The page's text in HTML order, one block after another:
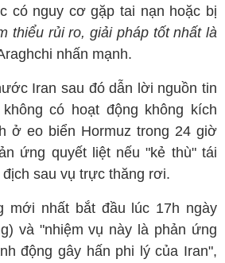
có nguy cơ gặp tai nạn hoặc bị
thiểu rủi ro, giải pháp tốt nhất là
nhấn mạnh.
Iran sau đó dẫn lời nguồn tin
có hoạt động không kích
ở eo biển Hormuz trong 24 giờ
ứng quyết liệt nếu "kẻ thù" tái
sau vụ trực thăng rơi.
mới nhất bắt đầu lúc 17h ngày
và "nhiệm vụ này là phản ứng
động gây hấn phi lý của Iran",